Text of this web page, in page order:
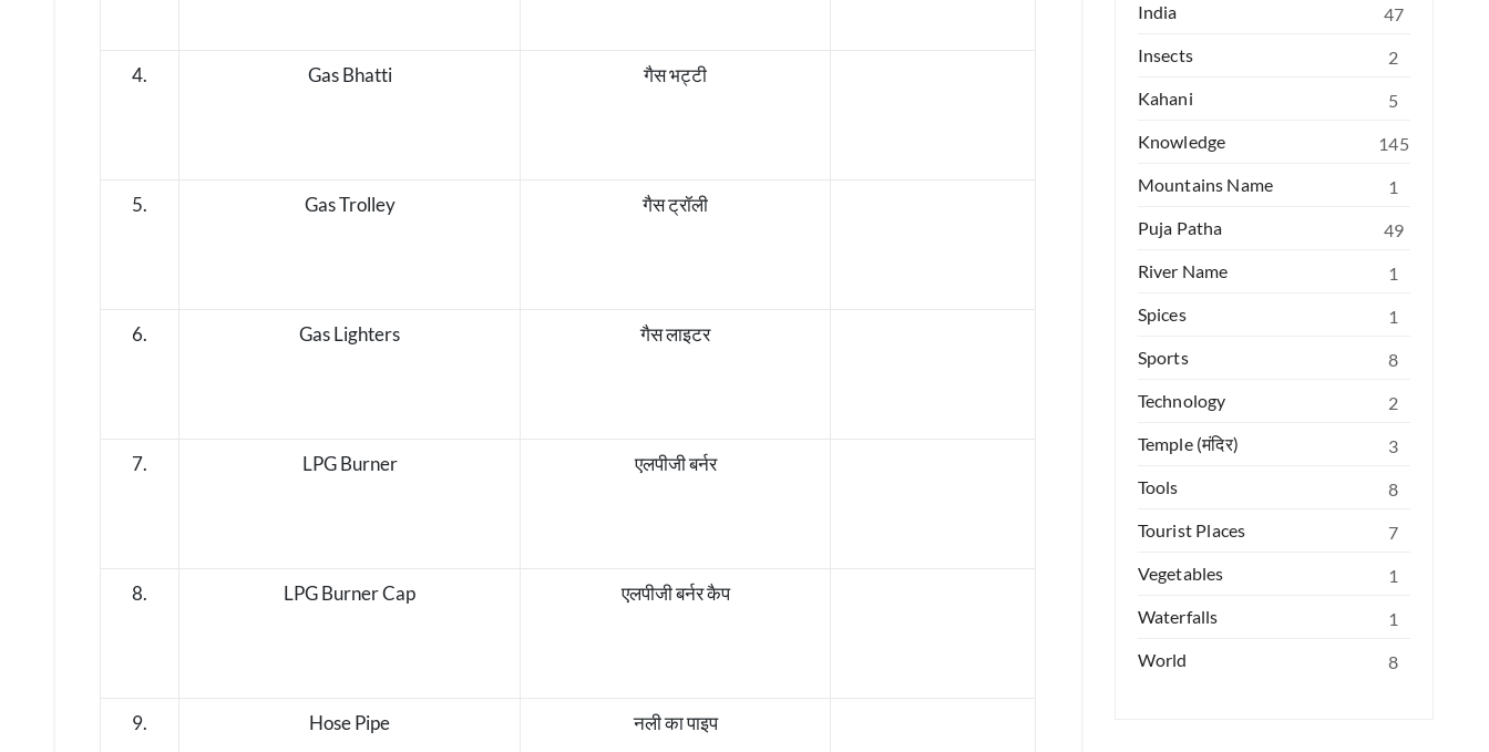
4. Gas Bhatti गैस भट्टी
5. Gas Trolley गैस ट्रॉली
6. Gas Lighters गैस लाइटर
7. LPG Burner एलपीजी बर्नर
8. LPG Burner Cap एलपीजी बर्नर कैप
9. Hose Pipe नली का पाइप
India
47
Insects
2
Kahani
5
Knowledge
145
Mountains Name
1
Puja Patha
49
River Name
1
Spices
1
Sports
8
Technology
2
Temple (मंदिर)
3
Tools
8
Tourist Places
7
Vegetables
1
Waterfalls
1
World
8